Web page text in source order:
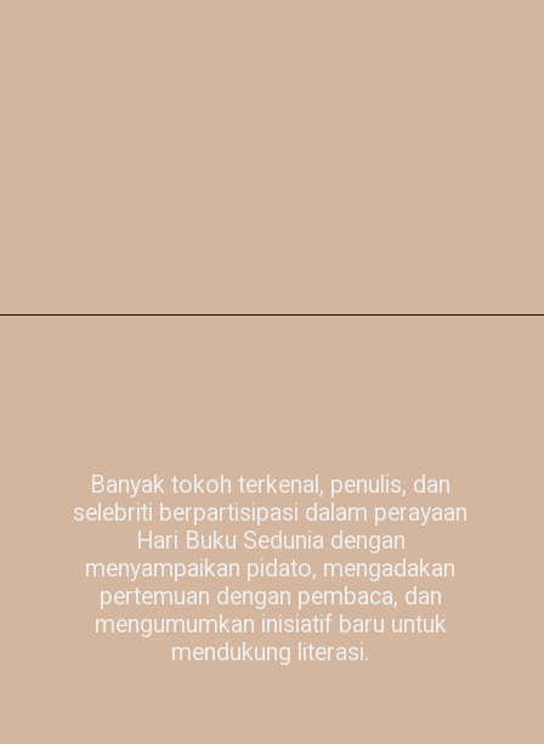
Banyak tokoh terkenal, penulis, dan
selebriti berpartisipasi dalam perayaan
Hari Buku Sedunia dengan
menyampaikan pidato, mengadakan
pertemuan dengan pembaca, dan
mengumumkan inisiatif baru untuk
mendukung literasi.